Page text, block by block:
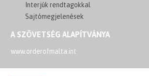
Interjúk rendtagokkal
Sajtómegjelenések
A SZÖVETSÉG ALAPÍTVÁNYA
www.orderofmalta.int